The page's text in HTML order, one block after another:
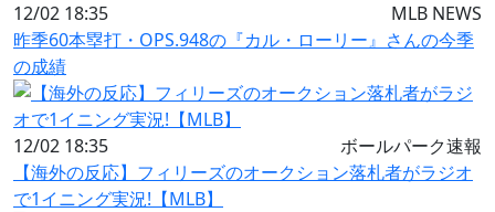
12/02 18:35
MLB NEWS
昨季60本塁打・OPS.948の『カル・ローリー』さんの今季
の成績
12/02 18:35
ボールパーク速報
【海外の反応】フィリーズのオークション落札者がラジオ
で1イニング実況!【MLB】